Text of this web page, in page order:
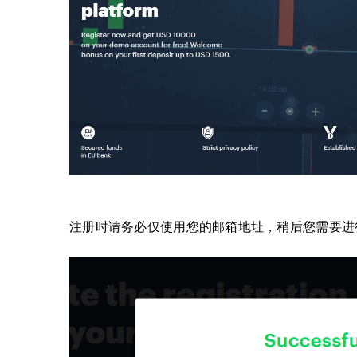
注册时请务必仅使用您的邮箱地址，稍后您需要